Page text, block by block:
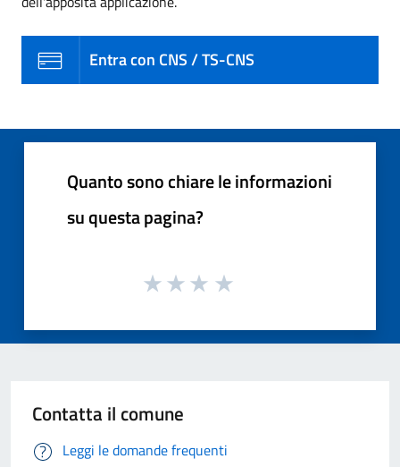
Entra con CNS / TS-CNS
Quanto sono chiare le informazioni
su questa pagina?
Contatta il comune
Leggi le domande frequenti